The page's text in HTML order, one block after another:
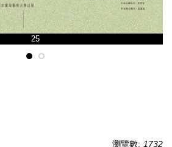
25
瀏覽數: 1732